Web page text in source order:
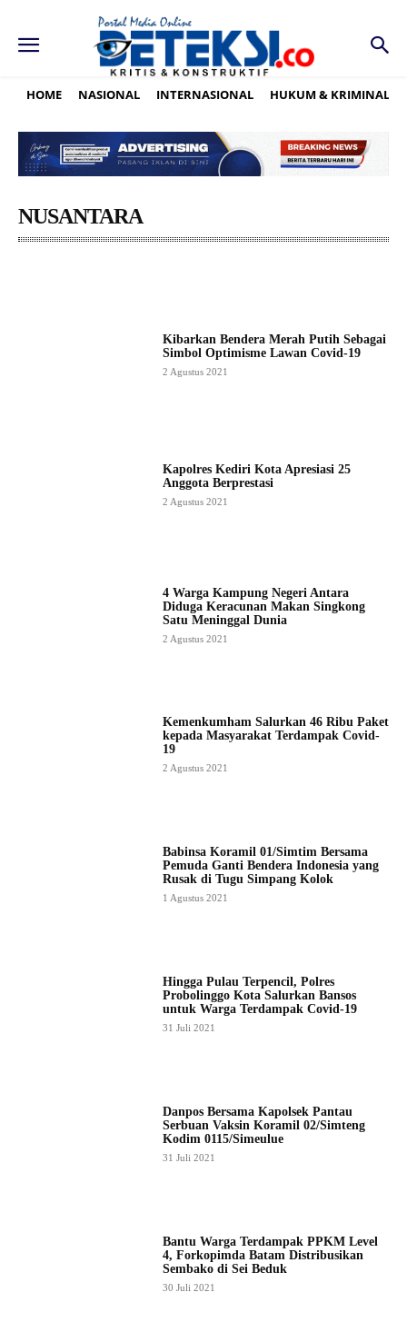
HOME NASIONAL INTERNASIONAL HUKUM & KRIMINAL
NUSANTARA
Kibarkan Bendera Merah Putih Sebagai
Simbol Optimisme Lawan Covid-19
2 Agustus 2021
Kapolres Kediri Kota Apresiasi 25
Anggota Berprestasi
2 Agustus 2021
4 Warga Kampung Negeri Antara
Diduga Keracunan Makan Singkong
Satu Meninggal Dunia
2 Agustus 2021
Kemenkumham Salurkan 46 Ribu Paket
kepada Masyarakat Terdampak Covid-
19
2 Agustus 2021
Babinsa Koramil 01/Simtim Bersama
Pemuda Ganti Bendera Indonesia yang
Rusak di Tugu Simpang Kolok
1 Agustus 2021
Hingga Pulau Terpencil, Polres
Probolinggo Kota Salurkan Bansos
untuk Warga Terdampak Covid-19
31 Juli 2021
Danpos Bersama Kapolsek Pantau
Serbuan Vaksin Koramil 02/Simteng
Kodim 0115/Simeulue
31 Juli 2021
Bantu Warga Terdampak PPKM Level
4, Forkopimda Batam Distribusikan
Sembako di Sei Beduk
30 Juli 2021